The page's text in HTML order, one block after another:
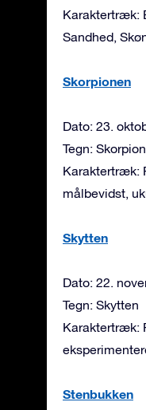
Karaktertræk:
Sandhed,
Skorpionen
Dato: 23.
Tegn: Skorpion
Karaktertræk:
målbevidst,
Skytten
Dato: 22.
Tegn: Skytten
Karaktertræk:
Stenbukken